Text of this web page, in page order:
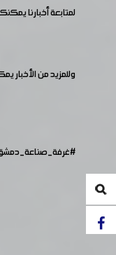
لمتابعة أخبارنا
وللمزيد من الأخبار